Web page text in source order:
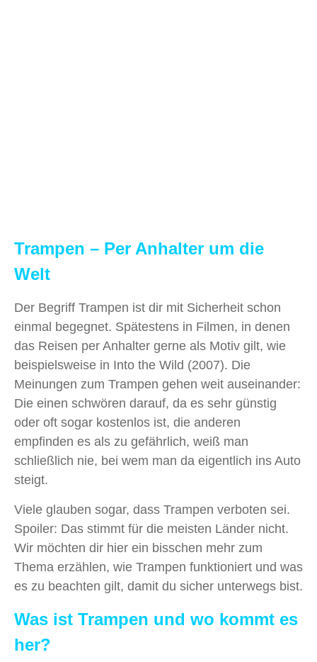
Trampen – Per Anhalter um die
Welt
Der Begriff Trampen ist dir mit Sicherheit schon
einmal begegnet. Spätestens in Filmen, in denen
das Reisen per Anhalter gerne als Motiv gilt, wie
beispielsweise in Into the Wild (2007). Die
Meinungen zum Trampen gehen weit auseinander:
Die einen schwören darauf, da es sehr günstig
oder oft sogar kostenlos ist, die anderen
empfinden es als zu gefährlich, weiß man
schließlich nie, bei wem man da eigentlich ins Auto
steigt.
Viele glauben sogar, dass Trampen verboten sei.
Spoiler: Das stimmt für die meisten Länder nicht.
Wir möchten dir hier ein bisschen mehr zum
Thema erzählen, wie Trampen funktioniert und was
es zu beachten gilt, damit du sicher unterwegs bist.
Was ist Trampen und wo kommt es
her?